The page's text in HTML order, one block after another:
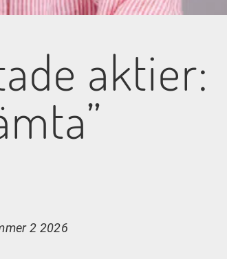
aktier:
2 2026